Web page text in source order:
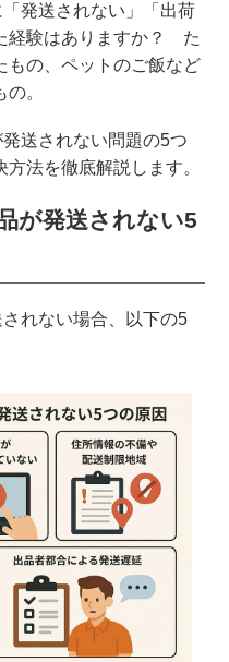
発送されない」「出荷
経験はありますか？ た
もの、ペットのご飯など
。
送されない問題の5つ
法を徹底解説します。
が発送されない5
れない場合、以下の5